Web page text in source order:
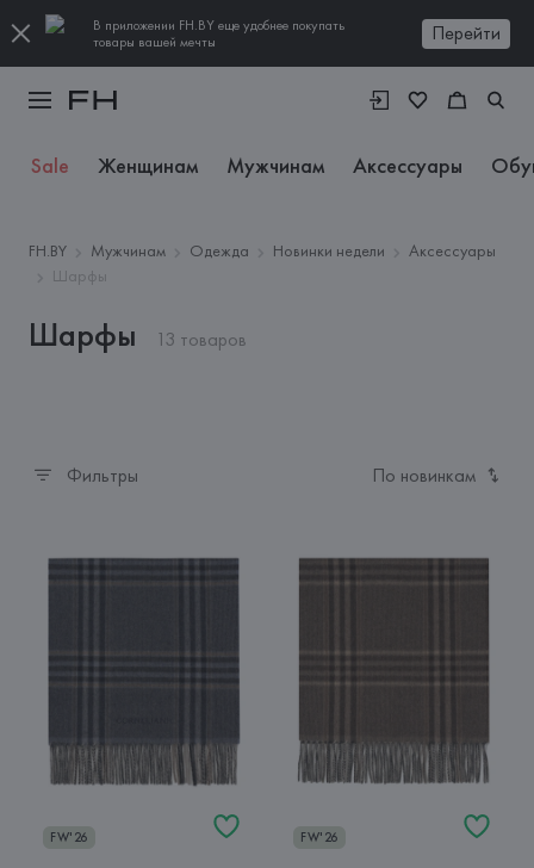
В приложении FH.BY еще удобнее покупать
товары вашей мечты
Перейти
Sale Женщинам Мужчинам Аксессуары
FH.BY Мужчинам Одежда Новинки недели
Аксессуары
Шарфы
Шарфы 13 товаров
Фильтры По новинкам
FW'26 FW'26